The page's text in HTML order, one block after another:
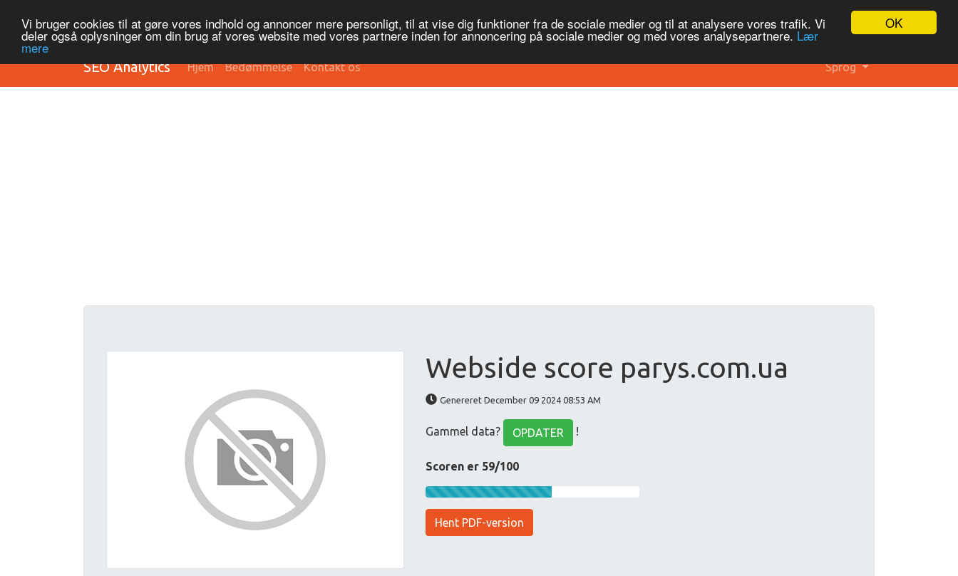
OK
Vi bruger cookies til at gøre vores indhold og annoncer mere personligt, til at vise dig funktioner fra de sociale medier og til at analysere vores trafik. Vi
deler også oplysninger om din brug af vores website med vores partnere inden for annoncering på sociale medier og med vores analysepartnere. Lær
mere
SEO Analytics Hjem Bedømmelse Kontakt os Sprog
Webside score parys.com.ua
Genereret December 09 2024 08:53 AM
Gammel data? OPDATER !
Scoren er 59/100
Hent PDF-version